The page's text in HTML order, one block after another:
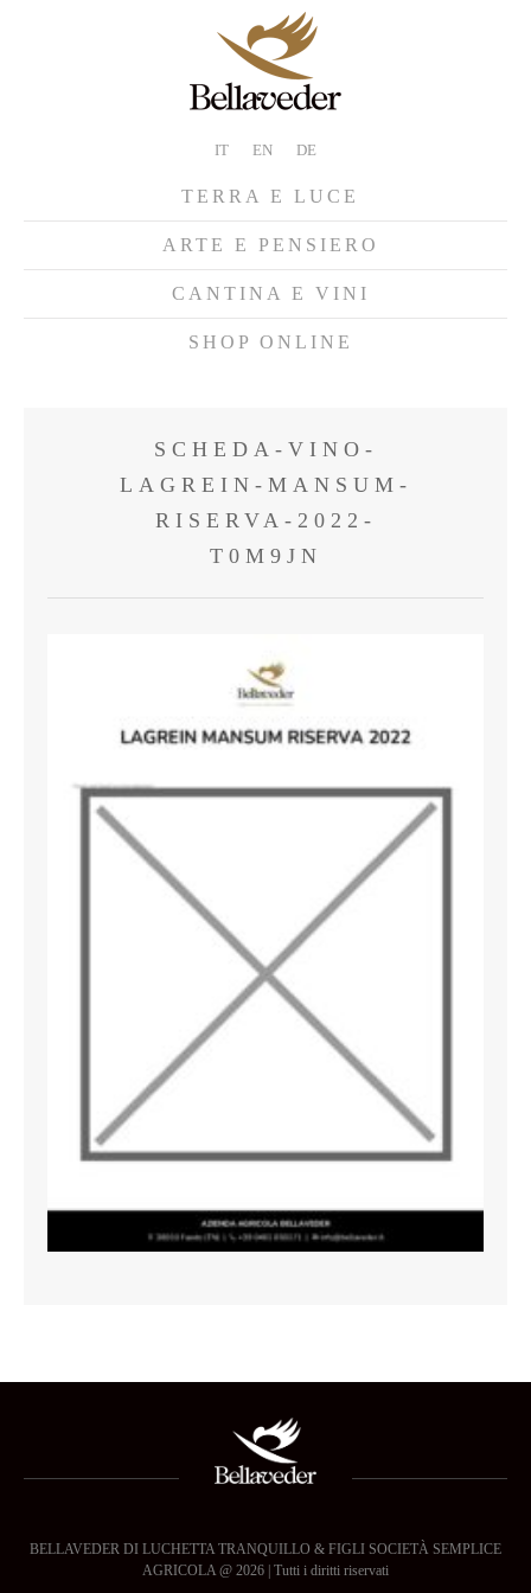
IT EN DE
TERRA E LUCE
ARTE E PENSIERO
CANTINA E VINI
SHOP ONLINE
SCHEDA-VINO-
LAGREIN-MANSUM-
RISERVA-2022-
T0M9JN
BELLAVEDER DI LUCHETTA TRANQUILLO & FIGLI SOCIETÀ SEMPLICE
AGRICOLA @ 2026 | Tutti i diritti riservati